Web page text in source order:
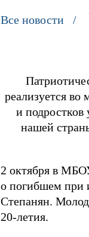
Все новости /
реализуется во
и
нашей
2 октября в
о погибшем при
Степанян.
20-летия.